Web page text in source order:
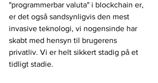
"programmerbar valuta" i blockchain er,
er det også sandsynligvis den mest
invasive teknologi, vi nogensinde har
skabt med hensyn til brugerens
privatliv. Vi er helt sikkert stadig på et
tidligt stadie.